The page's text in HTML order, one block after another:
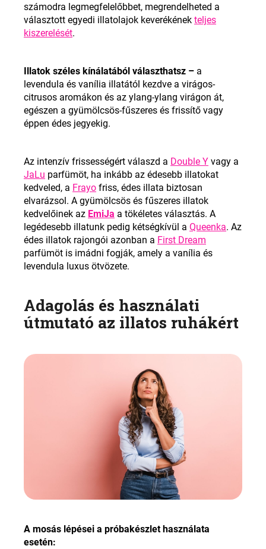
számodra legmegfelelőbbet, megrendelheted a
választott egyedi illatolajok keverékének teljes
kiszerelését.
Illatok széles kínálatából választhatsz – a
levendula és vanília illatától kezdve a virágos-
citrusos aromákon és az ylang-ylang virágon át,
egészen a gyümölcsös-fűszeres és frissítő vagy
éppen édes jegyekig.
Az intenzív frissességért válaszd a Double Y vagy a
JaLu parfümöt, ha inkább az édesebb illatokat
kedveled, a Frayo friss, édes illata biztosan
elvarázsol. A gyümölcsös és fűszeres illatok
kedvelőinek az EmiJa a tökéletes választás. A
legédesebb illatunk pedig kétségkívül a Queenka. Az
édes illatok rajongói azonban a First Dream
parfümöt is imádni fogják, amely a vanília és
levendula luxus ötvözete.
Adagolás és használati
útmutató az illatos ruhákért
A mosás lépései a próbakészlet használata
esetén: